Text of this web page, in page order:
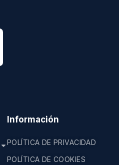
Información
POLÍTICA DE PRIVACIDAD
POLÍTICA DE COOKIES